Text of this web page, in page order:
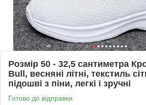
Розмір 50 - 32,5 сантиметра
Bull, весняні літні, текстиль
підошві з піни, легкі і зручні
Готово до відправки